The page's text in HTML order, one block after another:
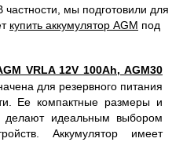
мы подготовили для
купить аккумулятор AGM под
VRLA 12V 100Ah, AGM30
для резервного питания
Ее компактные размеры и
делают идеальным выбором
Аккумулятор имеет